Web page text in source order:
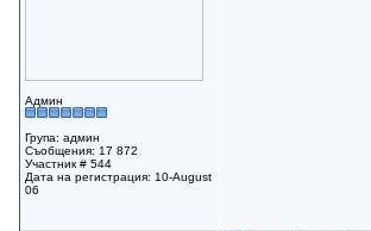
Админ
Група: админ
Съобщения: 17 872
Участник # 544
Дата на регистрация: 10-August
06